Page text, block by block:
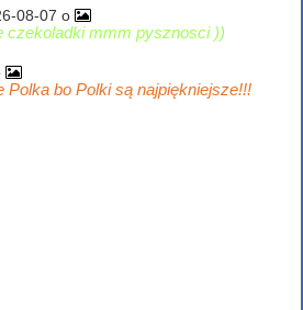
08-07 o
czekoladki mmm pysznosci ))
Polka bo Polki są najpiękniejsze!!!